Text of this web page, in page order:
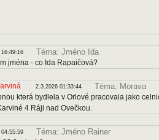
Téma: Jméno Ida
jména - co Ida Rapaičová?
2.3.2026 01:33:44 Téma: Morava
která bydlela v Orlové pracovala jako
4 Ráji nad Ovečkou.
Téma: Jméno Rainer